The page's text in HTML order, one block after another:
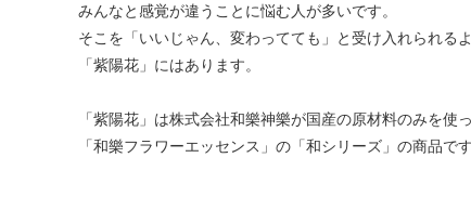
みんなと感覚が違うことに悩む人が多いです。
そこを「いいじゃん、変わってても」と受け入れられる
「紫陽花」にはあります。
「紫陽花」は株式会社和樂神樂が国産の原材料のみを
「和樂フラワーエッセンス」の「和シリーズ」の商品です